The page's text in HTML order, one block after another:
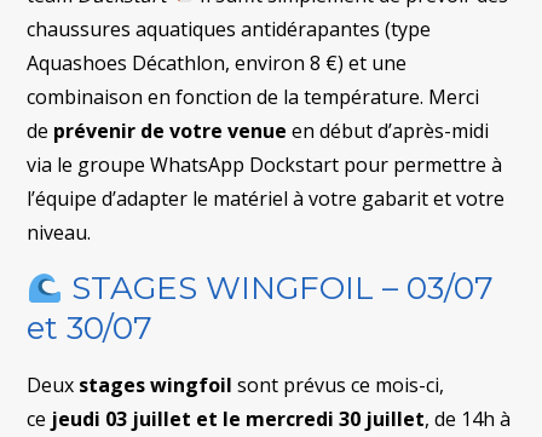
chaussures aquatiques antidérapantes (type
Aquashoes Décathlon, environ 8 €) et une
combinaison en fonction de la température. Merci
de prévenir de votre venueen début d’après-midi
via le groupe WhatsApp Dockstart pour permettre à
l’équipe d’adapter le matériel à votre gabarit et votre
niveau.
STAGES WINGFOIL – 03/07
et 30/07
Deux stages wingfoilsont prévus ce mois-ci,
ce jeudi 03 juillet et le mercredi 30 juillet, de 14h à